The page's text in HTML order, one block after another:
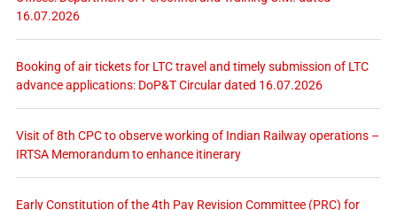
16.07.2026
Booking of air tickets for LTC travel and timely submission of LTC
advance applications: DoP&T Circular dated 16.07.2026
Visit of 8th CPC to observe working of Indian Railway operations –
IRTSA Memorandum to enhance itinerary
Early Constitution of the 4th Pay Revision Committee (PRC) for